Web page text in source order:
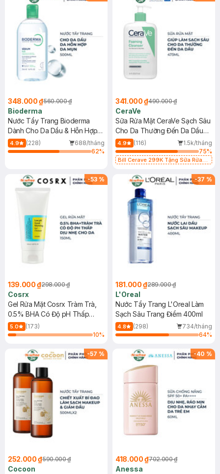
348.000 ₫560.000 ₫
Bioderma
Nước Tẩy Trang Bioderma
Dành Cho Da Dầu & Hỗn Hợp
500ml
4.9 (228)
688/tháng
62%
341.000 ₫490.000 ₫
CeraVe
Sữa Rửa Mặt CeraVe Sạch Sâu
Cho Da Thường Đến Da Dầu
473ml
4.9 (116)
1.5k/tháng
75%
Bill Cerave 299K Tặng Sữa Rửa
-53 %
139.000 ₫298.000 ₫
Cosrx
Gel Rửa Mặt Cosrx Tràm Trà,
0.5% BHA Có Độ pH Thấp
150ml
5.0
(173)
10%
-37 %
181.000 ₫289.000 ₫
L'Oreal
Nước Tẩy Trang L'Oreal Làm
Sạch Sâu Trang Điểm 400ml
4.8 (298)
734/tháng
64%
-57 %
252.000 ₫590.000 ₫
Cocoon
-40 %
418.000 ₫702.000 ₫
Anessa